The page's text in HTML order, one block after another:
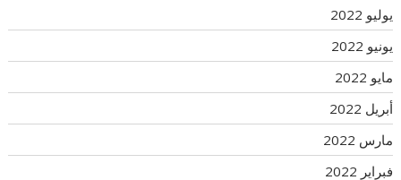
يوليو 2022
يونيو 2022
مايو 2022
أبريل 2022
مارس 2022
فبراير 2022